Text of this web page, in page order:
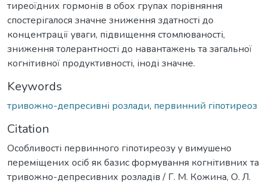
тиреоїдних гормонів в обох групах порівняння
спостерігалося значне зниження здатності до
концентрації уваги, підвищення стомлюваності,
зниження толерантності до навантажень та загальної
когнітивної продуктивності, іноді значне.
Keywords
тривожно-депресивні розлади, первинний гіпотиреоз
Citation
Особливості первинного гіпотиреозу у вимушено
переміщених осіб як базис формування когнітивних та
тривожно-депресивних розладів / Г. М. Кожина, О. Л.